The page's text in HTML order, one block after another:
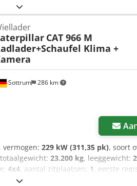
Sottrum 286 km
CAT 966 M
Klima +
, vermogen: 229 kW (311,35 pk), soort
23.200 kg, leeggewicht:
4x4, aantal zitplaatsen: 1, eerste
15.634 h